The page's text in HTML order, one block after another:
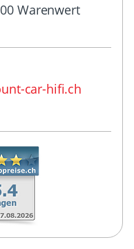
Warenwert
car-hifi.ch